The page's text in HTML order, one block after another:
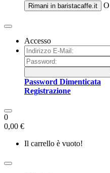
Rimani in baristacaffe.it O
Accesso
Password Dimenticata
Registrazione
0
0,00 €
Il carrello è vuoto!